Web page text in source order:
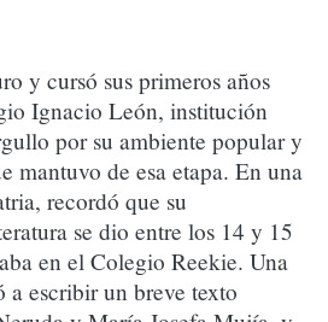
y cursó sus primeros años
Ignacio León, institución
por su ambiente popular y
mantuvo de esa etapa. En una
recordó que su
se dio entre los 14 y 15
en el Colegio Reekie. Una
a escribir un breve texto